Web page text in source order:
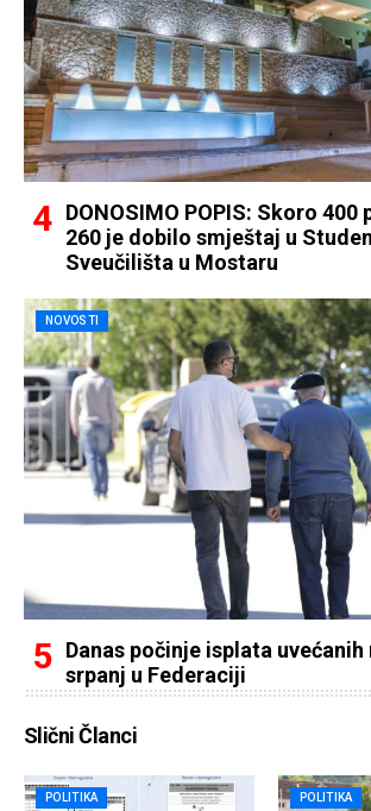
DONOSIMO POPIS: Skoro 400
260 je dobilo smještaj u
Sveučilišta u Mostaru
NOVOSTI
Danas počinje isplata
srpanj u Federaciji
Slični Članci
POLITIKA POLITIKA